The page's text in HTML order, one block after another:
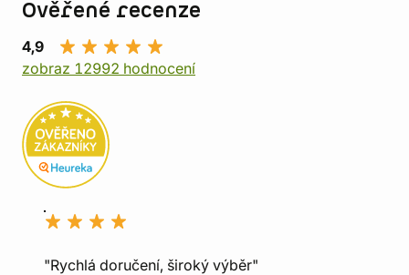
Ověřené recenze
4,9
zobraz 12992 hodnocení
"Rychlá doručení, široký výběr"